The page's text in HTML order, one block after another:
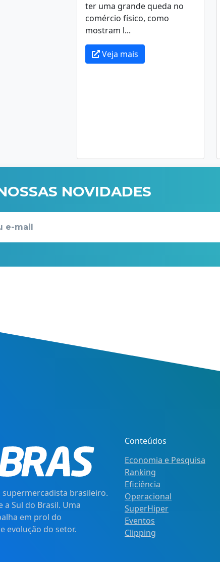
ter uma grande queda no
comércio físico, como
mostram l...
Veja mais
NOVIDADES
supermercadista brasileiro.
a Sul do Brasil. Uma
em prol do
evolução do setor.
Conteúdos
Economia e Pesquisa
Ranking
Eficiência
Operacional
SuperHiper
Eventos
Clipping